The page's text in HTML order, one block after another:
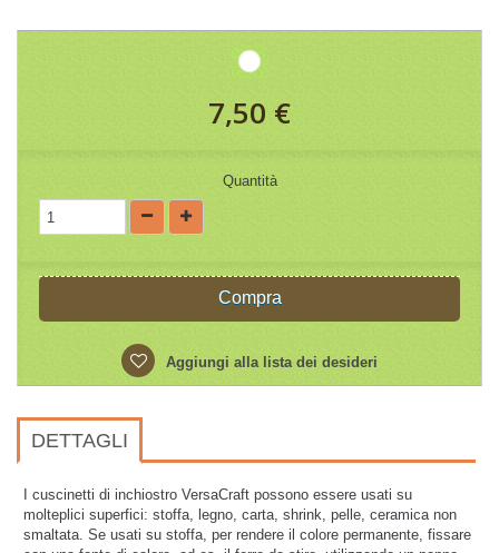
7,50 €
Quantità
Compra
Aggiungi alla lista dei desideri
DETTAGLI
I cuscinetti di inchiostro VersaCraft possono essere usati su
molteplici superfici: stoffa, legno, carta, shrink, pelle, ceramica non
smaltata. Se usati su stoffa, per rendere il colore permanente, fissare